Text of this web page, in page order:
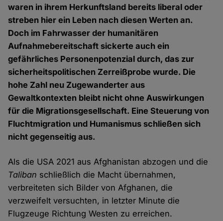
waren in ihrem Herkunftsland bereits liberal oder
streben hier ein Leben nach diesen Werten an.
Doch im Fahrwasser der humanitären
Aufnahmebereitschaft sickerte auch ein
gefährliches Personenpotenzial durch, das zur
sicherheitspolitischen Zerreißprobe wurde. Die
hohe Zahl neu Zugewanderter aus
Gewaltkontexten bleibt nicht ohne Auswirkungen
für die Migrationsgesellschaft. Eine Steuerung von
Fluchtmigration und Humanismus schließen sich
nicht gegenseitig aus.
Als die USA 2021 aus Afghanistan abzogen und die
Taliban schließlich die Macht übernahmen,
verbreiteten sich Bilder von Afghanen, die
verzweifelt versuchten, in letzter Minute die
Flugzeuge Richtung Westen zu erreichen.